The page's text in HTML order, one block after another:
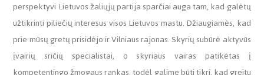
perspektyvi Lietuvos žaliųjų partija sparčiai auga tam, kad galėtų
užtikrinti piliečių interesus visos Lietuvos mastu. Džiaugiamės, kad
prie mūsų gretų prisidėjo ir Vilniaus rajonas. Skyrių subūrė aktyvūs
įvairių sričių specialistai, o skyriaus vairas patikėtas į